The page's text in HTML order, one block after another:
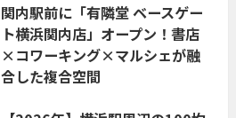
関内駅前に「有隣堂 ベースゲー
ト横浜関内店」オープン！書店
×コワーキング×マルシェが融
合した複合空間